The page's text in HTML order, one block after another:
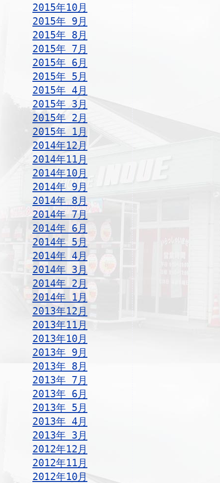
2015年10月
2015年 9月
2015年 8月
2015年 7月
2015年 6月
2015年 5月
2015年 4月
2015年 3月
2015年 2月
2015年 1月
2014年12月
2014年11月
2014年10月
2014年 9月
2014年 8月
2014年 7月
2014年 6月
2014年 5月
2014年 4月
2014年 3月
2014年 2月
2014年 1月
2013年12月
2013年11月
2013年10月
2013年 9月
2013年 8月
2013年 7月
2013年 6月
2013年 5月
2013年 4月
2013年 3月
2012年12月
2012年11月
2012年10月